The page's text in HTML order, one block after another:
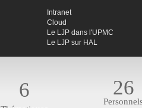
Intranet
Cloud
Le LJP dans l'UPMC
Le LJP sur HAL
6 26